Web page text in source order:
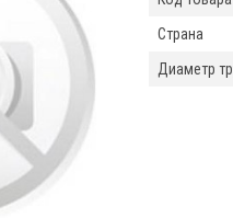
Страна
Диаметр